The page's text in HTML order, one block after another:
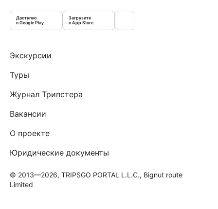
Доступно
в Google Play
Загрузите
в App Store
Экскурсии
Туры
Журнал Трипстера
Вакансии
О проекте
Юридические документы
© 2013—2026, TRIPSGO PORTAL L.L.C., Bignut route
Limited